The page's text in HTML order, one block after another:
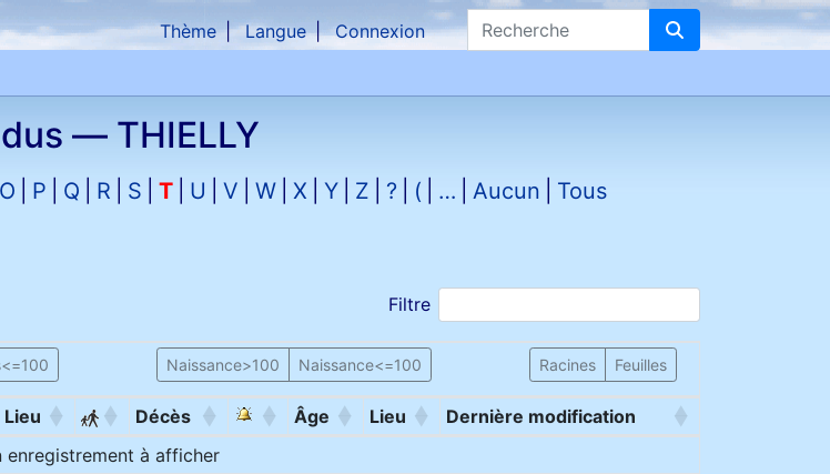
Recherche
Thème Langue Connexion
— THIELLY
O P Q R S T U V W X Y Z ? ( … Aucun Tous
Filtre
Naissance>100 Naissance<=100 Racines Feuilles
Lieu Décès Âge Lieu
Dernière modification
enregistrement à afficher